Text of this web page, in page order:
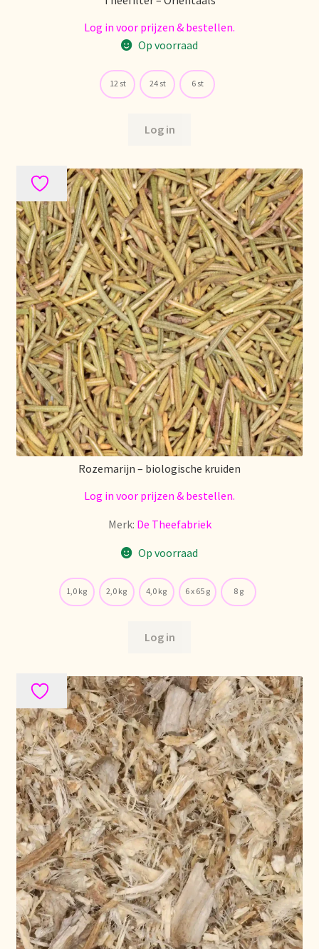
Pagos y descuentos
Pedidos y plazos de entrega
Personal Branding
Personal Branding
Personal Branding
Política de precios
Politique tarifaire
Preispolitik
Pricing policy
Product range
Questions relatives aux stocks
Retouren en garantie
Retours et garantie
Returns and warranty
Rücksendungen und Garantie
Sécurité alimentaire
Seguridad alimentaria
Shipping and delivery
Sortiment
Log in voor prijzen & bestellen.
Op voorraad
12 st 24 st 6 st
Log in
Rozemarijn – biologische kruiden
Log in voor prijzen & bestellen.
Merk: De Theefabriek
Op voorraad
1,0 kg 2,0 kg 4,0 kg 6 x 65 g 8 g
Log in